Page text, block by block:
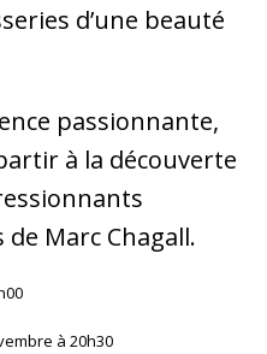
d’une beauté
passionnante,
à la découverte
Marc Chagall.
à 20h30